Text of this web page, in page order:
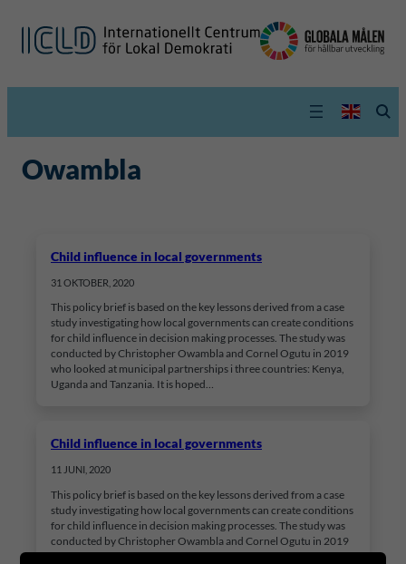
Owambla
Child influence in local governments
31 OKTOBER, 2020
This policy brief is based on the key lessons derived from a case
study investigating how local governments can create conditions
for child influence in decision making processes. The study was
conducted by Christopher Owambla and Cornel Ogutu in 2019
who looked at municipal partnerships i three countries: Kenya,
Uganda and Tanzania. It is hoped…
Child influence in local governments
11 JUNI, 2020
This policy brief is based on the key lessons derived from a case
study investigating how local governments can create conditions
for child influence in decision making processes. The study was
conducted by Christopher Owambla and Cornel Ogutu in 2019
who looked at municipal partnerships i three countries: Kenya,